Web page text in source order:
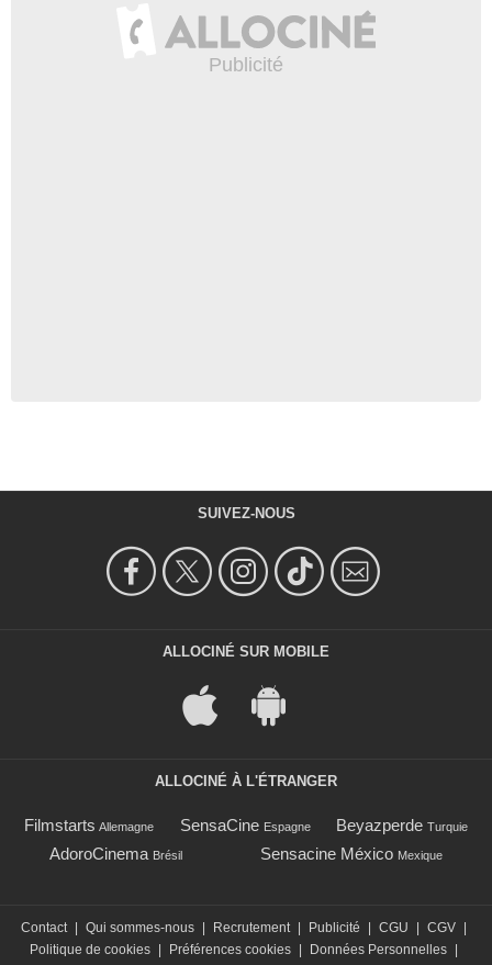
SUIVEZ-NOUS
ALLOCINÉ SUR MOBILE
ALLOCINÉ À L'ÉTRANGER
Filmstarts Allemagne SensaCine Espagne Beyazperde Turquie
AdoroCinema Brésil Sensacine México Mexique
Contact Qui sommes-nous Recrutement Publicité CGU CGV
Politique de cookies
Préférences cookies Données Personnelles